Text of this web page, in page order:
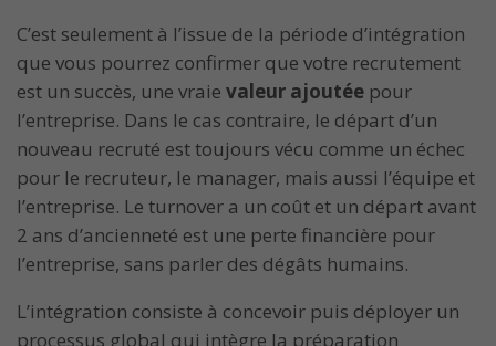
C’est seulement à l’issue de la période d’intégration
que vous pourrez confirmer que votre recrutement
est un succès, une vraie valeur ajoutée pour
l’entreprise. Dans le cas contraire, le départ d’un
nouveau recruté est toujours vécu comme un échec
pour le recruteur, le manager, mais aussi l’équipe et
l’entreprise. Le turnover a un coût et un départ avant
2 ans d’ancienneté est une perte financière pour
l’entreprise, sans parler des dégâts humains.
L’intégration consiste à concevoir puis déployer un
processus global qui intègre la préparation